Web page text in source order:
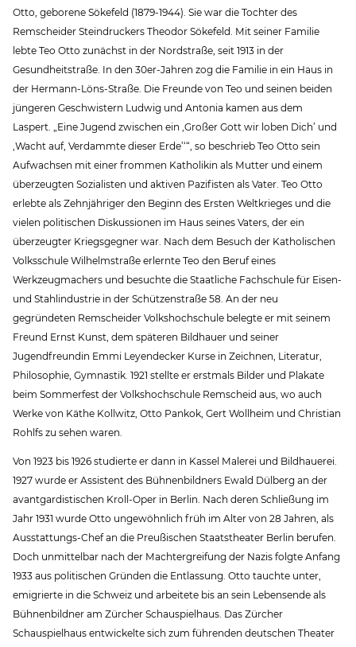
Otto, geborene Sökefeld (1879-1944). Sie war die Tochter des
Remscheider Steindruckers Theodor Sökefeld. Mit seiner Familie
lebte Teo Otto zunächst in der Nordstraße, seit 1913 in der
Gesundheitstraße. In den 30er-Jahren zog die Familie in ein Haus in
der Hermann-Löns-Straße. Die Freunde von Teo und seinen beiden
jüngeren Geschwistern Ludwig und Antonia kamen aus dem
Laspert. „Eine Jugend zwischen ein ‚Großer Gott wir loben Dich’ und
‚Wacht auf, Verdammte dieser Erde’‘“, so beschrieb Teo Otto sein
Aufwachsen mit einer frommen Katholikin als Mutter und einem
überzeugten Sozialisten und aktiven Pazifisten als Vater. Teo Otto
erlebte als Zehnjähriger den Beginn des Ersten Weltkrieges und die
vielen politischen Diskussionen im Haus seines Vaters, der ein
überzeugter Kriegsgegner war. Nach dem Besuch der Katholischen
Volksschule Wilhelmstraße erlernte Teo den Beruf eines
Werkzeugmachers und besuchte die Staatliche Fachschule für Eisen-
und Stahlindustrie in der Schützenstraße 58. An der neu
gegründeten Remscheider Volkshochschule belegte er mit seinem
Freund Ernst Kunst, dem späteren Bildhauer und seiner
Jugendfreundin Emmi Leyendecker Kurse in Zeichnen, Literatur,
Philosophie, Gymnastik. 1921 stellte er erstmals Bilder und Plakate
beim Sommerfest der Volkshochschule Remscheid aus, wo auch
Werke von Käthe Kollwitz, Otto Pankok, Gert Wollheim und Christian
Rohlfs zu sehen waren.
Von 1923 bis 1926 studierte er dann in Kassel Malerei und Bildhauerei.
1927 wurde er Assistent des Bühnenbildners Ewald Dülberg an der
avantgardistischen Kroll-Oper in Berlin. Nach deren Schließung im
Jahr 1931 wurde Otto ungewöhnlich früh im Alter von 28 Jahren, als
Ausstattungs-Chef an die Preußischen Staatstheater Berlin berufen.
Doch unmittelbar nach der Machtergreifung der Nazis folgte Anfang
1933 aus politischen Gründen die Entlassung. Otto tauchte unter,
emigrierte in die Schweiz und arbeitete bis an sein Lebensende als
Bühnenbildner am Zürcher Schauspielhaus. Das Zürcher
Schauspielhaus entwickelte sich zum führenden deutschen Theater